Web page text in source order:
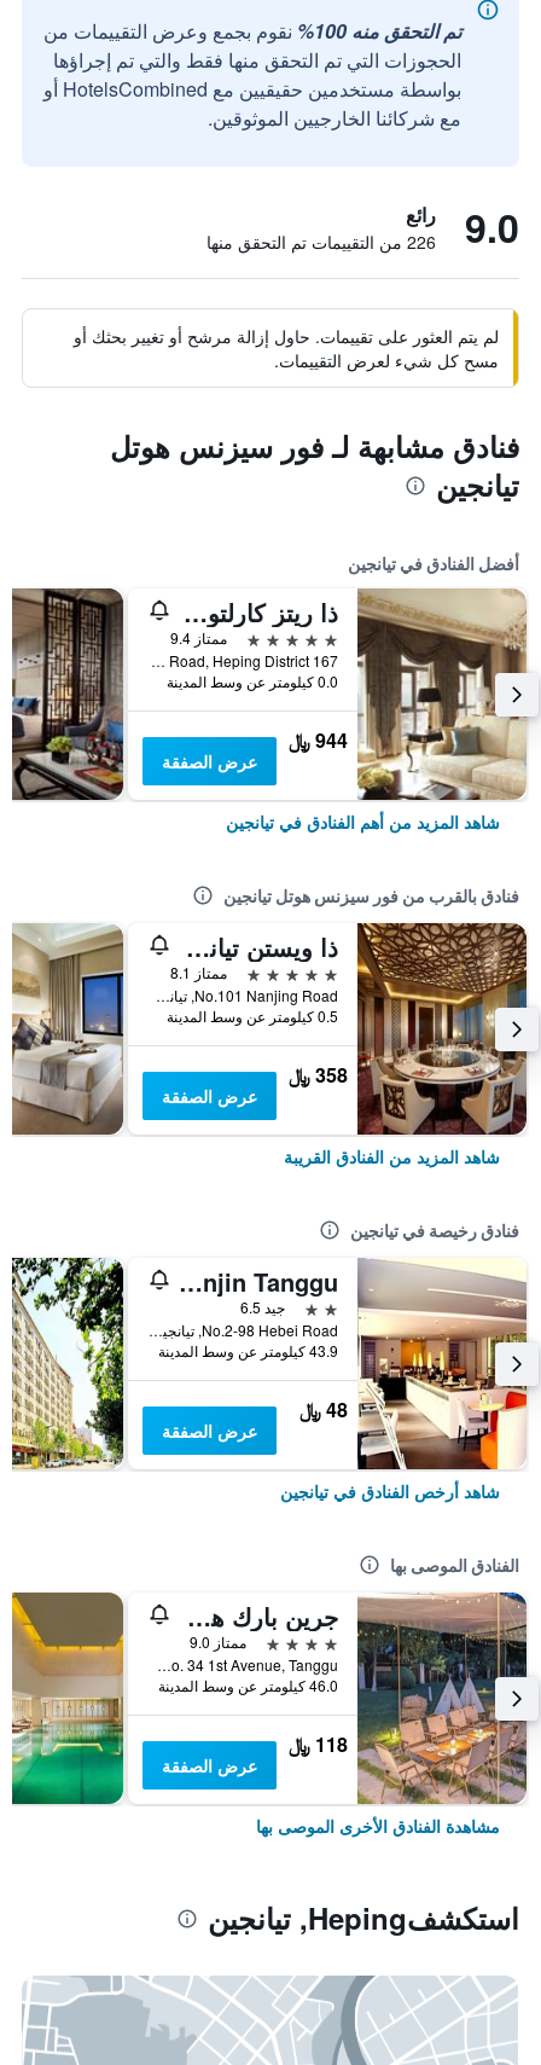
تم التحقق منه 100%
نقوم بجمع وعرض التقييمات من
الحجوزات التي تم التحقق منها فقط والتي تم إجراؤها
بواسطة مستخدمين حقيقيين مع HotelsCombined أو
مع شركائنا الخارجيين الموثوقين.
9.0 رائع
226 من التقييمات تم التحقق منها
لم يتم العثور على تقييمات. حاول إزالة مرشح أو تغيير بحثك أو
مسح كل شيء لعرض التقييمات.
فنادق مشابهة لـ فور سيزنس هوتل
تيانجين
أفضل الفنادق في تيانجين
ذا ريتز كارلتون، تيانجين
5 نجوم
ممتاز 9.4
167 Dagubei Road, Heping District, تيانجين, الصين
0.0 كيلومتر عن وسط المدينة
944 ﷼
عرض الصفقة
شاهد المزيد من أهم الفنادق في تيانجين
فنادق بالقرب من فور سيزنس هوتل تيانجين
ذا ويستن تيانجن
5 نجوم
ممتاز 8.1
No.101 Nanjing Road, تيانجين, الصين
0.5 كيلومتر عن وسط المدينة
358 ﷼
عرض الصفقة
شاهد المزيد من الفنادق القريبة
فنادق رخيصة في تيانجين
Jinjiang Inn Tianjin Tanggu
2 نجمتين
جيد 6.5
No.2-98 Hebei Road, تيانجين, الصين
43.9 كيلومتر عن وسط المدينة
48 ﷼
عرض الصفقة
شاهد أرخص الفنادق في تيانجين
الفنادق الموصى بها
جرين بارك هوتل تيانجين
4 نجوم
ممتاز 9.0
No. 34 1st Avenue, Tanggu, تيانجين, الصين
46.0 كيلومتر عن وسط المدينة
118 ﷼
عرض الصفقة
مشاهدة الفنادق الأخرى الموصى بها
استكشفHeping, تيانجين